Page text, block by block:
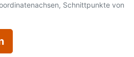
Schnittpunkte von